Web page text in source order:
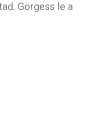
Görgess le a